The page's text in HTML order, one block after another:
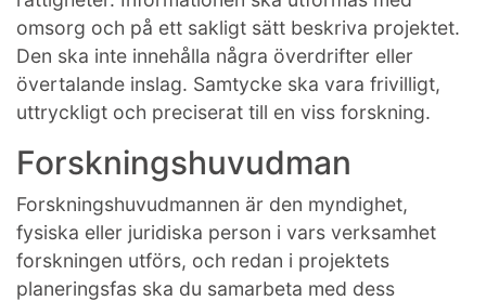
omsorg och på ett sakligt sätt beskriva projektet.
Den ska inte innehålla några överdrifter eller
övertalande inslag. Samtycke ska vara frivilligt,
uttryckligt och preciserat till en viss forskning.
Forskningshuvudman
Forskningshuvudmannen är den myndighet,
fysiska eller juridiska person i vars verksamhet
forskningen utförs, och redan i projektets
planeringsfas ska du samarbeta med dess